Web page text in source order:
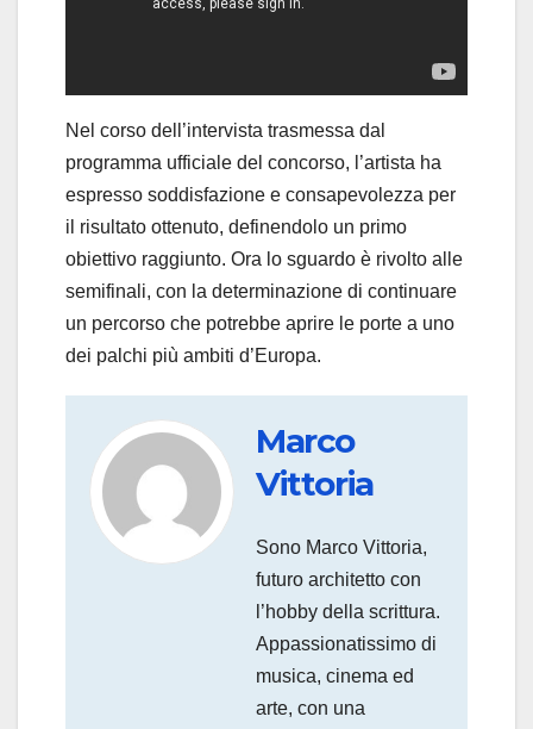
Nel corso dell’intervista trasmessa dal
programma ufficiale del concorso, l’artista ha
espresso soddisfazione e consapevolezza per
il risultato ottenuto, definendolo un primo
obiettivo raggiunto. Ora lo sguardo è rivolto alle
semifinali, con la determinazione di continuare
un percorso che potrebbe aprire le porte a uno
dei palchi più ambiti d’Europa.
Marco
Vittoria
Sono Marco Vittoria,
futuro architetto con
l’hobby della scrittura.
Appassionatissimo di
musica, cinema ed
arte, con una